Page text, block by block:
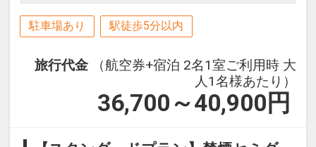
駐車場あり 駅徒歩5分以内
旅行代金
（航空券+宿泊 2名1室ご利用時 大
人1名様あたり）
36,700～40,900 円